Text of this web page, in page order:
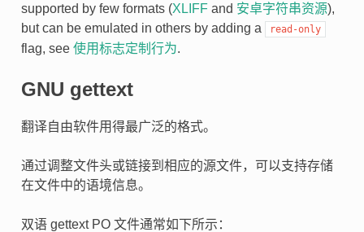
supported by few formats (XLIFFand 安卓字符串资源),
but can be emulated in others by adding a
read-only
flag, see 使用标志定制行为.
GNU gettext
翻译自由软件用得最广泛的格式。
通过调整文件头或链接到相应的源文件，可以支持存储
在文件中的语境信息。
双语 gettext PO 文件通常如下所示：